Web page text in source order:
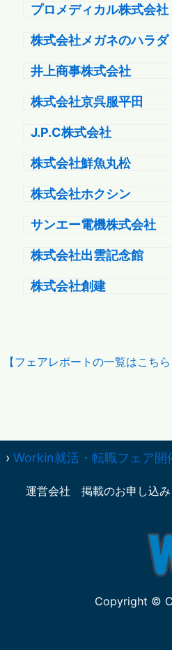
プロメディカル株式会社
株式会社メガネのハラダ
井上商事株式会社
株式会社京呉服平田
J.P.C株式会社
株式会社鮮魚丸松
株式会社ホクシン
サンエー電機株式会社
株式会社出雲記念館
株式会社創建
【フェアレポートの一覧はこちら
› Workin就活・転職フェア開
運営会社 掲載のお申し込み
Copyright ©